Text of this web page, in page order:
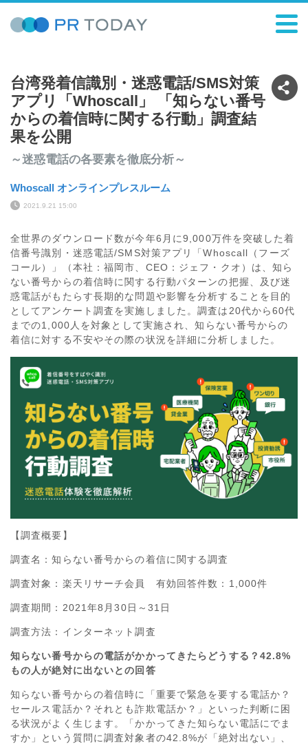
台湾発着信識別・迷惑電話/SMS対策
アプリ「Whoscall」 「知らない番号
からの着信時に関する行動」調査結
果を公開
～迷惑電話の各要素を徹底分析～
Whoscall オンラインプレスルーム
2021.9.21 15:00
全世界のダウンロード数が今年6月に9,000万件を突破した着
信番号識別・迷惑電話/SMS対策アプリ「Whoscall（フーズ
コール）」（本社：福岡市、CEO：ジェフ・クオ）は、知ら
ない番号からの着信時に関する行動パターンの把握、及び迷
惑電話がもたらす長期的な問題や影響を分析することを目的
としてアンケート調査を実施しました。調査は20代から60代
までの1,000人を対象として実施され、知らない番号からの
着信に対する不安やその際の状況を詳細に分析しました。
【調査概要】
調査名：知らない番号からの着信に関する調査
調査対象：楽天リサーチ会員 有効回答件数：1,000件
調査期間：2021年8月30日～31日
調査方法：インターネット調査
知らない番号からの電話がかかってきたらどうする？42.8%
もの人が絶対に出ないとの回答
知らない番号からの着信時に「重要で緊急を要する電話か？
セールス電話か？それとも詐欺電話か？」といった判断に困
る状況がよく生じます。「かかってきた知らない電話にでま
すか」という質問に調査対象者の42.8%が「絶対出ない」、